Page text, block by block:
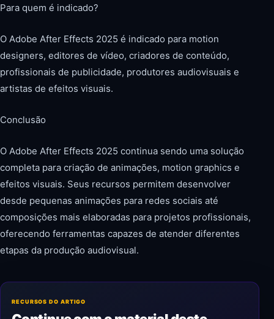
Para quem é indicado?
O Adobe After Effects 2025 é indicado para motion
designers, editores de vídeo, criadores de conteúdo,
profissionais de publicidade, produtores audiovisuais e
artistas de efeitos visuais.
Conclusão
O Adobe After Effects 2025 continua sendo uma solução
completa para criação de animações, motion graphics e
efeitos visuais. Seus recursos permitem desenvolver
desde pequenas animações para redes sociais até
composições mais elaboradas para projetos profissionais,
oferecendo ferramentas capazes de atender diferentes
etapas da produção audiovisual.
RECURSOS DO ARTIGO